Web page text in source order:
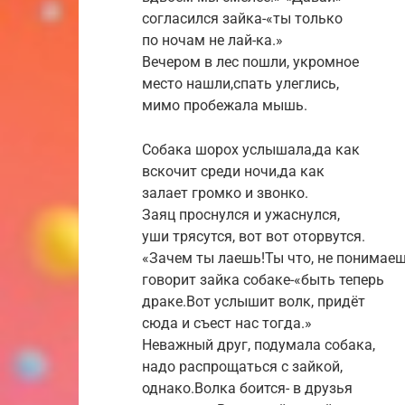
согласился зайка-«ты только
по ночам не лай-ка.»
Вечером в лес пошли, укромное
место нашли,спать улеглись,
мимо пробежала мышь.
Собака шорох услышала,да как
вскочит среди ночи,да как
залает громко и звонко.
Заяц проснулся и ужаснулся,
уши трясутся, вот вот оторвутся.
«Зачем ты лаешь!Ты что, не
говорит зайка собаке-«быть теперь
драке.Вот услышит волк, придёт
сюда и съест нас тогда.»
Неважный друг, подумала собака,
надо распрощаться с зайкой,
однако.Волка боится- в друзья